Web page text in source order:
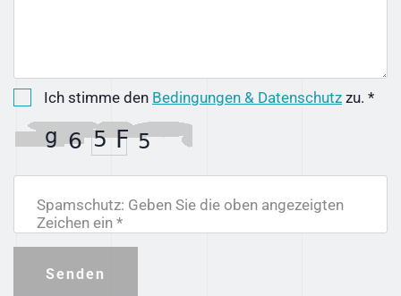
Ich stimme den Bedingungen & Datenschutz zu. *
Spamschutz: Geben Sie die oben angezeigten
Zeichen ein *
Senden